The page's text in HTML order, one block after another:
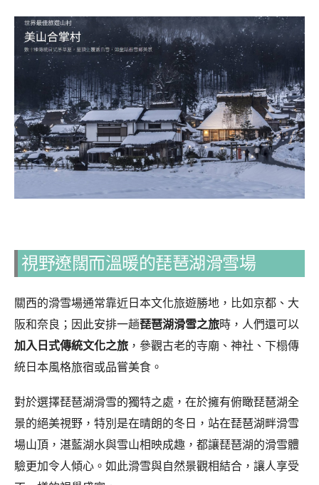
視野遼闊而溫暖的琵琶湖滑雪場
關西的滑雪場通常靠近日本文化旅遊勝地，比如京都、大
阪和奈良；因此安排一趟琵琶湖滑雪之旅時，人們還可以
加入日式傳統文化之旅 ，參觀古老的寺廟、神社、下榻傳
統日本風格旅宿或品嘗美食。
對於選擇琵琶湖滑雪的獨特之處，在於擁有俯瞰琵琶湖全
景的絕美視野，特別是在晴朗的冬日，站在琵琶湖畔滑雪
場山頂，湛藍湖水與雪山相映成趣，都讓琵琶湖的滑雪體
驗更加令人傾心。如此滑雪與自然景觀相結合，讓人享受